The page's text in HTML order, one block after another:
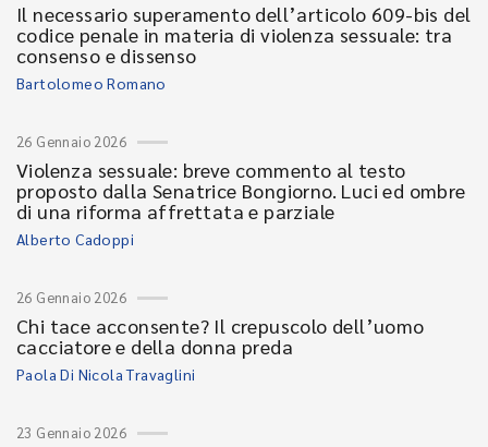
Il necessario superamento dell’articolo 609-bis del
codice penale in materia di violenza sessuale: tra
consenso e dissenso
Bartolomeo Romano
26 Gennaio 2026
Violenza sessuale: breve commento al testo
proposto dalla Senatrice Bongiorno. Luci ed ombre
di una riforma affrettata e parziale
Alberto Cadoppi
26 Gennaio 2026
Chi tace acconsente? Il crepuscolo dell’uomo
cacciatore e della donna preda
Paola Di Nicola Travaglini
23 Gennaio 2026